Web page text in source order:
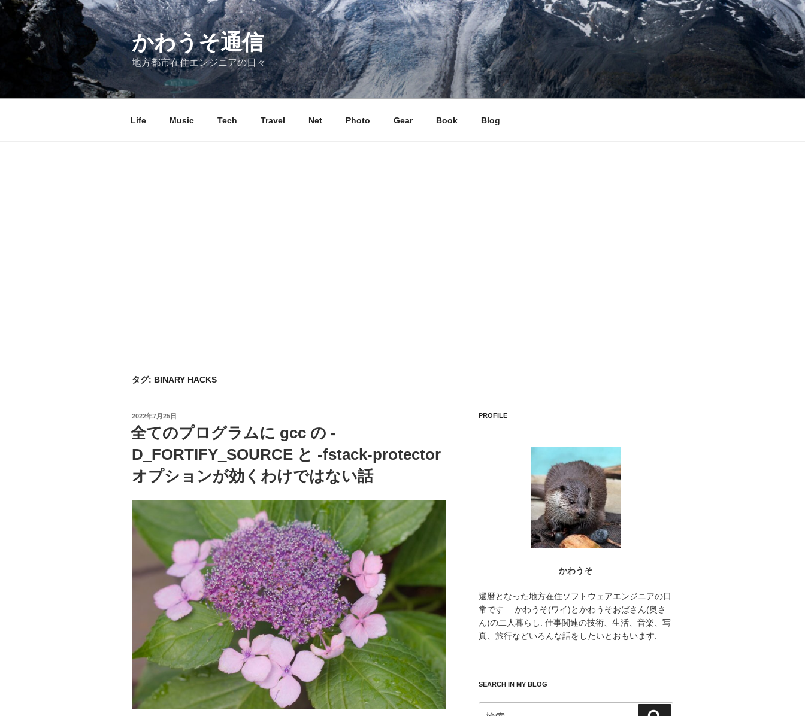
コ
かわうそ通信
地方都市在住エンジニアの日々
Life Music Tech Travel Net Photo Gear Book Blog
タグ: BINARY HACKS
投
稿
日:
2022年7月25日
全てのプログラムに gcc の -
D_FORTIFY_SOURCE と -fstack-protector
オプションが効くわけではない話
PROFILE
かわうそ
還暦となった地方在住ソフトウェアエンジニアの日
常です. かわうそ(ワイ)とかわうそおばさん(奥さ
ん)の二人暮らし. 仕事関連の技術、生活、音楽、写
真、旅行などいろんな話をしたいとおもいます.
SEARCH IN MY BLOG